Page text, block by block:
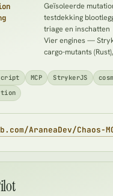
Geïsoleerde
testdekking
triage en inschatten
Vier engines —
cargo-mutants
MCP StrykerJS
AraneaDev/Chaos-